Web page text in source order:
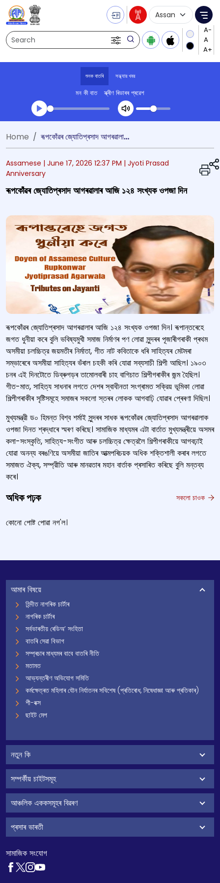
Search
Language
শুনক বাতৰি সন্ধ্যার খবর
মন কী বাত স্ক্ৰীণ ৰিডাৰৰ প্ৰৱেশ
Transcript summary
খেলা অডিঅ' সন্ধ্যার খবর
Home ৰূপকোঁৱৰ জ্যোতিপ্ৰসাদ আগৰৱালাৰ আজি ১২৪ সংখ্যক ওপজা দিন
Assamese | June 17, 2026 12:37 PM | Jyoti Prasad
Anniversary
ৰূপকোঁৱৰ জ্যোতিপ্ৰসাদ আগৰৱালাৰ আজি ১২৪ সংখ্যক ওপজা দিন
ৰূপকোঁৱৰ জ্যোতিপ্ৰসাদ আগৰৱালাৰ আজি ১২৪ সংখ্যক ওপজা দিন। ৰূপান্তৰেহে
জগত ধুনীয়া কৰে বুলি ভবিষ্যমুখী সমাজ নির্মাণৰ পণ লোৱা সুন্দৰৰ পূজাৰীগৰাকী প্ৰথম
অসমীয়া চলচ্চিত্র জয়মতীৰ নির্মাতা, গীত নাট কবিতাকে ধৰি সাহিত্যৰ মেটমৰা
সম্ভাৰেৰে অসমীয়া সাহিত্যৰ ভঁৰাল চহকী কৰি যোৱা সব্যসাচী শিল্পী আছিল। ১৯০৩
চনৰ এই দিনটোতে ডিব্ৰুগড়ৰ তামোলবাৰী চাহ বাগিচাত শিল্পীগৰাকীৰ জন্ম হৈছিল।
গীত-মাত, সাহিত্য সাধনাৰ লগতে দেশৰ স্বাধীনতা সংগ্ৰামত সক্রিয় ভূমিকা লোৱা
শিল্পীগৰাকীৰ সৃষ্টিসমূহে সমাজৰ সকলো স্তৰৰ লোকক আগবাঢ়ি যোৱাৰ প্ৰেৰণা দিছিল।
মুখ্যমন্ত্রী ড০ হিমন্ত বিশ্ব শৰ্মাই সুন্দৰৰ সাধক ৰূপকোঁৱৰ জ্যোতিপ্ৰসাদ আগৰৱালাক
ওপজা দিনত শ্ৰদ্ধাৰে স্মৰণ কৰিছে। সামাজিক মাধ্যমৰ এটা বার্তাত মুখ্যমন্ত্ৰীয়ে অসমৰ
কলা-সংস্কৃতি, সাহিত্য-সংগীত আৰু চলচ্চিত্র ক্ষেত্রলৈ শিল্পীগৰাকীয়ে আগবঢ়াই
যোৱা অনন্য বৰঙণিয়ে অসমীয়া জাতিৰ আত্মপৰিচয়ক অধিক শক্তিশালী কৰাৰ লগতে
সমাজত ঐক্য, সম্প্রীতি আৰু মানৱতাৰ মহান বাৰ্তাক প্ৰসাৰিত কৰিছে বুলি মন্তব্য
কৰে।
অধিক পঢ়ক সকলো চাওক
কোনো পোষ্ট পোৱা নগ'ল।
আমাৰ বিষয়ে
হিন্দীত নাগৰিক চাৰ্টাৰ
নাগৰিক চাৰ্টাৰ
সৰ্বভাৰতীয় ৰেডিঅ’ সংহিতা
বাতৰি সেৱা বিভাগ
সম্প্ৰচাৰ মাধ্যমৰ বাবে বাতৰি নীতি
মতামত
আভ্যন্তৰীণ অভিযোগ সমিতি
কৰ্মক্ষেত্ৰত মহিলাৰ যৌন নিৰ্যাতনৰ সবিশেষ (প্ৰতিৰোধ, নিষেধাজ্ঞা আৰু প্ৰতিকাৰ)
শী-বক্স
ছাইট মেপ
নতুন কি
সম্পৰ্কীয় চাইটসমূহ
আঞ্চলিক এককসমূহৰ বিৱৰণ
প্ৰসাৰ ভাৰতী
সামাজিক সংযোগ